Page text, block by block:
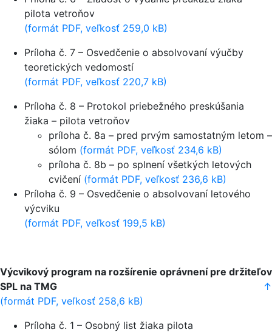
pilota vetroňov
(formát PDF, veľkosť 259,0 kB)
Príloha č. 7 – Osvedčenie o absolvovaní výučby
teoretických vedomostí
(formát PDF, veľkosť 220,7 kB)
Príloha č. 8 – Protokol priebežného preskúšania
žiaka – pilota vetroňov
príloha č. 8a – pred prvým samostatným letom –
sólom (formát PDF, veľkosť 234,6 kB)
príloha č. 8b – po splnení všetkých letových
cvičení (formát PDF, veľkosť 236,6 kB)
Príloha č. 9 – Osvedčenie o absolvovaní letového
výcviku
(formát PDF, veľkosť 199,5 kB)
Výcvikový program na rozšírenie oprávnení pre držiteľov
SPL na TMG
↑
(formát PDF, veľkosť 258,6 kB)
Príloha č. 1 – Osobný list žiaka pilota